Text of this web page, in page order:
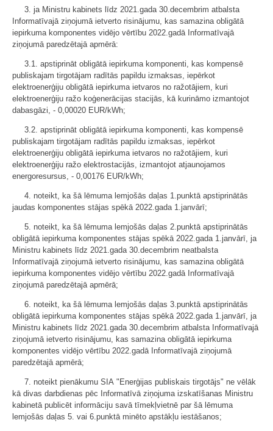
3. ja Ministru kabinets līdz 2021.gada 30.decembrim atbalsta
Informatīvajā ziņojumā ietverto risinājumu, kas samazina obligātā
iepirkuma komponentes vidējo vērtību 2022.gadā Informatīvajā
ziņojumā paredzētajā apmērā:
3.1. apstiprināt obligātā iepirkuma komponenti, kas kompensē
publiskajam tirgotājam radītās papildu izmaksas, iepērkot
elektroenerģiju obligātā iepirkuma ietvaros no ražotājiem, kuri
elektroenerģiju ražo koģenerācijas stacijās, kā kurināmo izmantojot
dabasgāzi, - 0,00020 EUR/kWh;
3.2. apstiprināt obligātā iepirkuma komponenti, kas kompensē
publiskajam tirgotājam radītās papildu izmaksas, iepērkot
elektroenerģiju obligātā iepirkuma ietvaros no ražotājiem, kuri
elektroenerģiju ražo elektrostacijās, izmantojot atjaunojamos
energoresursus, - 0,00176 EUR/kWh;
4. noteikt, ka šā lēmuma lemjošās daļas 1.punktā apstiprinātās
jaudas komponentes stājas spēkā 2022.gada 1.janvārī;
5. noteikt, ka šā lēmuma lemjošās daļas 2.punktā apstiprinātās
obligātā iepirkuma komponentes stājas spēkā 2022.gada 1.janvārī, ja
Ministru kabinets līdz 2021.gada 30.decembrim neatbalsta
Informatīvajā ziņojumā ietverto risinājumu, kas samazina obligātā
iepirkuma komponentes vidējo vērtību 2022.gadā Informatīvajā
ziņojumā paredzētajā apmērā;
6. noteikt, ka šā lēmuma lemjošās daļas 3.punktā apstiprinātās
obligātā iepirkuma komponentes stājas spēkā 2022.gada 1.janvārī, ja
Ministru kabinets līdz 2021.gada 30.decembrim atbalsta Informatīvajā
ziņojumā ietverto risinājumu, kas samazina obligātā iepirkuma
komponentes vidējo vērtību 2022.gadā Informatīvajā ziņojumā
paredzētajā apmērā;
7. noteikt pienākumu SIA "Enerģijas publiskais tirgotājs" ne vēlāk
kā divas darbdienas pēc Informatīvā ziņojuma izskatīšanas Ministru
kabinetā publicēt informāciju savā tīmekļvietnē par šā lēmuma
lemjošās daļas 5. vai 6.punktā minēto apstākļu iestāšanos;